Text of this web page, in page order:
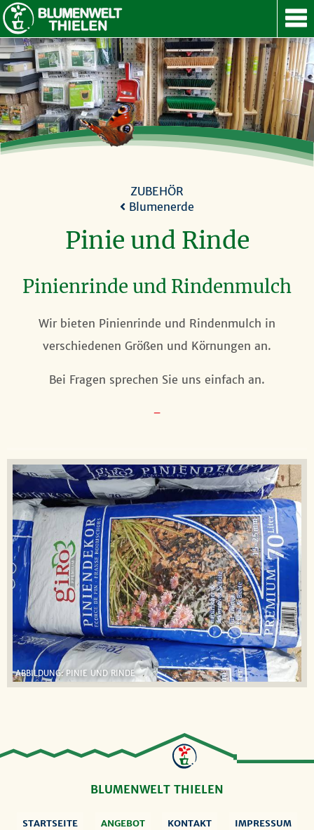
ZUBEHÖR
Blumenerde
Pinie und Rinde
Pinienrinde und Rindenmulch
Wir bieten Pinienrinde und Rindenmulch in
verschiedenen Größen und Körnungen an.
Bei Fragen sprechen Sie uns einfach an.
–
ABBILDUNG: PINIE UND RINDE
ANGEBOT
ÜBER UNS
SERVICE
KONTAKT
GUTSCHEIN
NACH OBEN
BLUMENWELT THIELEN
STARTSEITE ANGEBOT KONTAKT IMPRESSUM